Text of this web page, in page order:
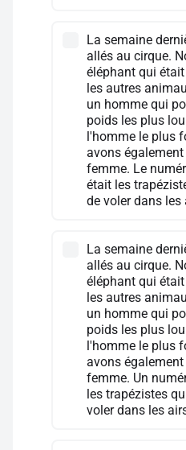
La semaine
allés au cirque.
éléphant qui
les autres
un homme qui
poids les plus
l'homme le plus
avons
femme. Le
était les
de voler dans les
La semaine
allés au cirque.
éléphant qui
les autres
un homme qui
poids les plus
l'homme le plus
avons
femme. Un
les trapézistes
voler dans les